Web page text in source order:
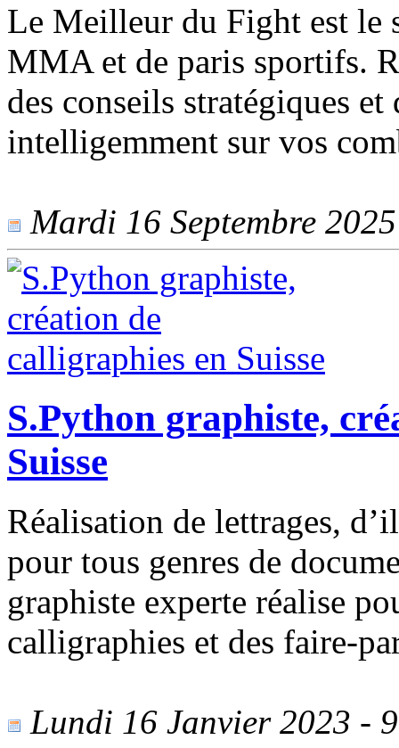
Le Meilleur du Fight est le
MMA et de paris sportifs.
des conseils stratégiques
intelligemment sur vos
Mardi 16 Septembre
S.Python graphiste,
Suisse
Réalisation de lettrages,
pour tous genres de
graphiste experte réalise
calligraphies et des faire-
Lundi 16 Janvier 2023 -